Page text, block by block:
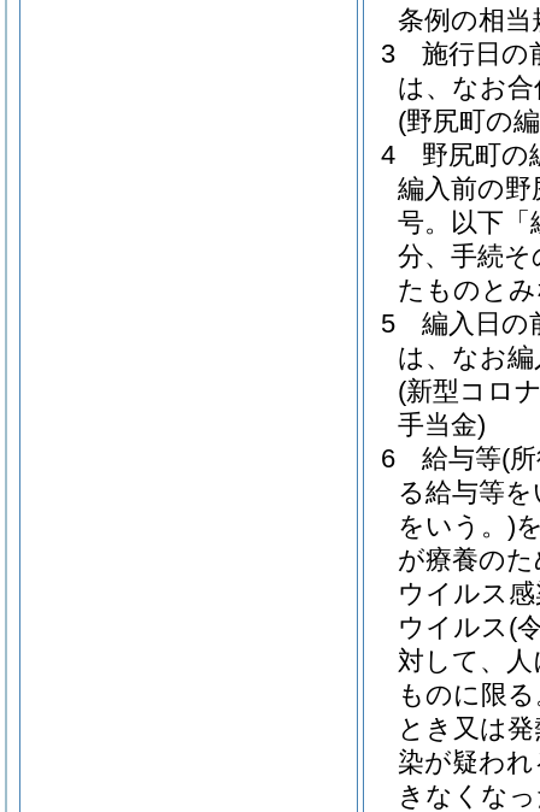
条例の相
3
施行日の
は、なお
(野尻町の
4
野尻町の
編入前の野
号。以下「
分、手続
たものと
5
編入日の
は、なお
(新型コロ
手当金)
6
給与等(
る給与等
をいう。)
が療養の
ウイルス
ウイルス (
対して、
ものに限
とき又は
染が疑わ
きなくな